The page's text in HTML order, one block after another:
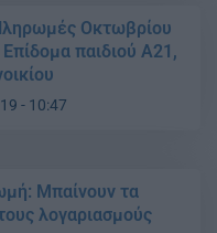
Οκτωβρίου
παιδιού Α21,
- 10:47
Μπαίνουν τα
λογαριασμούς